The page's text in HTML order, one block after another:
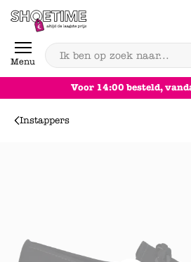
Skip to content
Menu
Voor 14:00 besteld, vandaag verstuurd*
Instappers